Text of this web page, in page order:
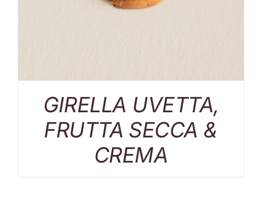
GIRELLA UVETTA,
FRUTTA SECCA &
CREMA